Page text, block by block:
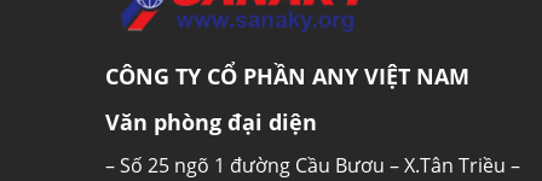
CÔNG TY CỔ PHẦN ANY VIỆT NAM
Văn phòng đại diện
– Số 25 ngõ 1 đường Cầu Bươu – X.Tân Triều –